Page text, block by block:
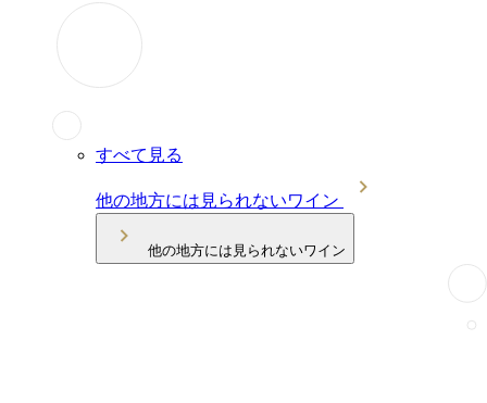
すべて見る
他の地方には見られないワイン
他の地方には見られないワイン